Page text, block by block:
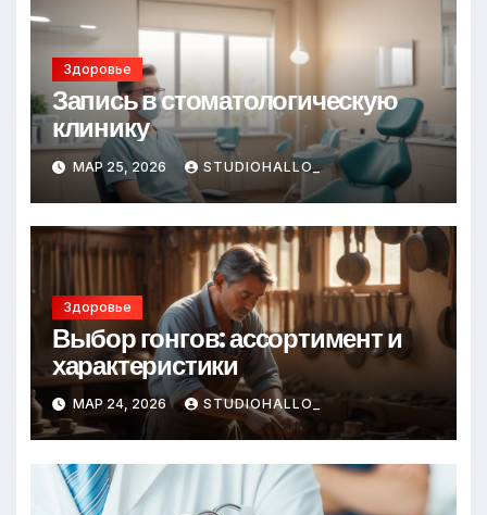
Здоровье
Запись в стоматологическую
клинику
МАР 25, 2026 STUDIOHALLO_
Здоровье
Выбор гонгов: ассортимент и
характеристики
МАР 24, 2026 STUDIOHALLO_